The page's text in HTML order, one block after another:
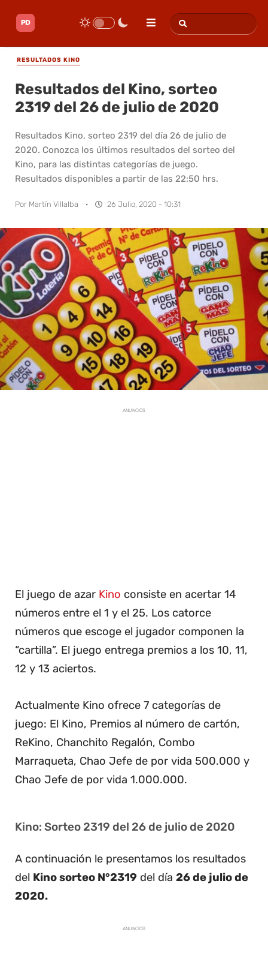
RESULTADOS KINO
Resultados del Kino, sorteo
2319 del 26 de julio de 2020
Resultados Kino, sorteo 2319 del día 26 de julio de
2020. Conozca los últimos resultados del sorteo del
Kino, para las distintas categorías de juego.
Resultados disponibles a partir de las 22:50 hrs.
Por Martín Villalba · 26 Julio, 2020 - 10:31
ANUNCIOS
El juego de azar Kino consiste en acertar 14
números entre el 1 y el 25. Los catorce
números que escoge el jugador componen la
“cartilla”. El juego entrega premios a los 10, 11,
12 y 13 aciertos.
Actualmente Kino ofrece 7 categorías de
juego: El Kino, Premios al número de cartón,
ReKino, Chanchito Regalón, Combo
Marraqueta, Chao Jefe de por vida 500.000 y
Chao Jefe de por vida 1.000.000.
Kino: Sorteo 2319 del 26 de julio de 2020
A continuación le presentamos los resultados
del Kino sorteo N°2319 del día 26 de julio de
2020.
ANUNCIOS